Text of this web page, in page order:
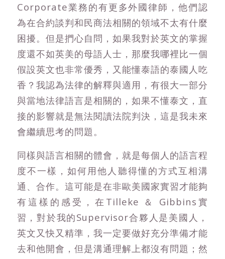
Corporate業務的有更多外國律師，他們認
為在合約談判和民商法相關的領域不太有什麼
困擾。但是捫心自問，如果我對於英文的掌握
度還不如英美的母語人士，那麼我哪裡比一個
假設英文也非常優秀，又能懂泰語的泰國人吃
香？我認為法律的解釋與適用，有很大一部分
與當地法律語言是相關的，如果不懂泰文，直
接的影響就是無法閱讀法院判決，這是我未來
會繼續思考的問題。
同樣與語言相關的體會，就是每個人的語言程
度不一樣，如何用他人聽得懂的方式互相溝
通、合作。這可能是在非歐美國家實習才能夠
有這樣的感受，在Tilleke ＆ Gibbins實
習，對於我的Supervisor合夥人是美國人，
英文又快又精準，我一定要做好充分準備才能
去和他開會，但是溝通理解上都沒有問題；然